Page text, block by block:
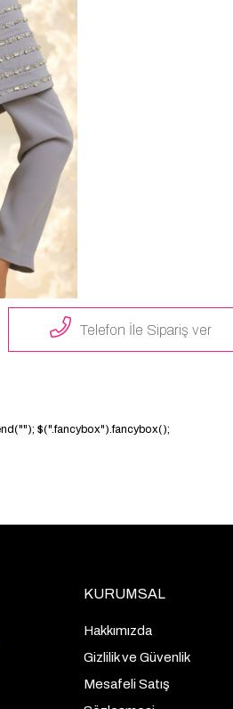
Telefon İle Sipariş ver
"); $(".fancybox").fancybox();
KURUMSAL
Hakkımızda
Gizlilik ve Güvenlik
Mesafeli Satış